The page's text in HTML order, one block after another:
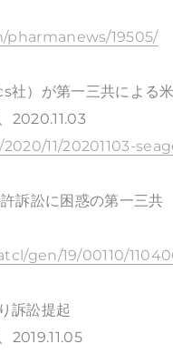
19505/
）が第一三共による
2020.11.03
11/20201103-
訴訟に困惑の第一三共
gen/19/00110/
訴訟提起
2019.11.05